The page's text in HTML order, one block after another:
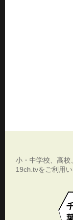
小・中学校、高校
19ch.tvをご利用い